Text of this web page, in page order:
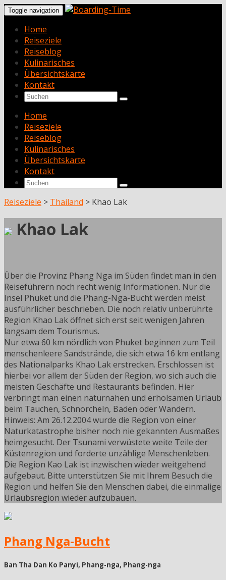
Toggle navigation
Home
Reiseziele
Reiseblog
Kulinarisches
Übersichtskarte
Kontakt
Home
Reiseziele
Reiseblog
Kulinarisches
Übersichtskarte
Kontakt
Reiseziele > Thailand > Khao Lak
Khao Lak
Über die Provinz Phang Nga im Süden findet man in den
Reiseführern noch recht wenig Informationen. Nur die
Insel Phuket und die Phang-Nga-Bucht werden meist
ausführlicher beschrieben. Die noch relativ unberührte
Region Khao Lak öffnet sich erst seit wenigen Jahren
langsam dem Tourismus.
Nur etwa 60 km nördlich von Phuket beginnen zum Teil
menschenleere Sandstrände, die sich etwa 16 km entlang
des Nationalparks Khao Lak erstrecken. Erschlossen ist
hierbei vor allem der Süden der Region, wo sich auch die
meisten Geschäfte und Restaurants befinden. Hier
verbringt man einen naturnahen und erholsamen Urlaub
beim Tauchen, Schnorcheln, Baden oder Wandern.
Hinweis: Am 26.12.2004 wurde die Region von einer
Naturkatastrophe bisher noch nie gekannten Ausmaßes
heimgesucht. Der Tsunami verwüstete weite Teile der
Küstenregion und forderte unzählige Menschenleben.
Die Region Kao Lak ist inzwischen wieder weitgehend
aufgebaut. Bitte unterstützen Sie mit Ihrem Besuch die
Region und helfen Sie den Menschen dabei, die einmalige
Urlaubsregion wieder aufzubauen.
Phang Nga-Bucht
Ban Tha Dan Ko Panyi, Phang-nga, Phang-nga